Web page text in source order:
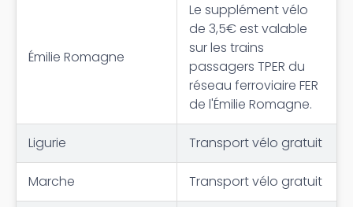
Émilie Romagne
Le supplément vélo
de 3,5€ est valable
sur les trains
passagers TPER du
réseau ferroviaire FER
de l'Émilie Romagne.
Ligurie Transport vélo gratuit
Marche Transport vélo gratuit